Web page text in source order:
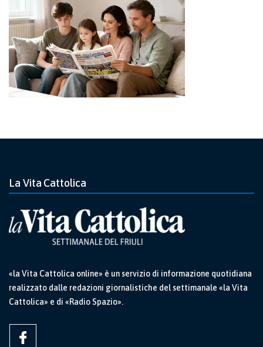
La Vita Cattolica
«la Vita Cattolica online» è un servizio di informazione quotidiana
realizzato dalle redazioni giornalistiche del settimanale «la Vita
Cattolica» e di «Radio Spazio».